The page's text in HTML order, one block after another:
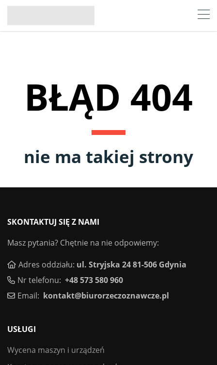
BŁĄD 404
nie ma takiej strony
SKONTAKTUJ SIĘ Z NAMI
Masz pytania? Chętnie na nie odpowiemy:
Adres oddziału: ul. Stryjska 24 81-506 Gdynia
Nr telefonu: +48 573 580 960
Email: kontakt@biurorzeczoznawcze.pl
USŁUGI
Wycena maszyn i urządzeń